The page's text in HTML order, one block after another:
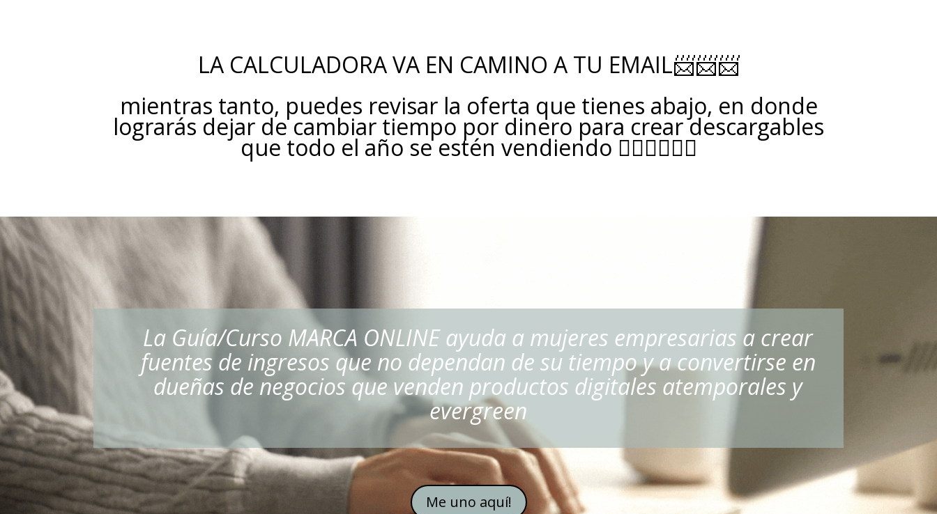
LA CALCULADORA VA EN CAMINO A TU EMAIL📨📨📨
mientras tanto, puedes revisar la oferta que tienes abajo, en donde
lograrás dejar de cambiar tiempo por dinero para crear descargables
que todo el año se estén vendiendo 👇🏽👇🏽👇🏽
La Guía/Curso MARCA ONLINE ayuda a mujeres empresarias a crear
fuentes de ingresos que no dependan de su tiempo y a convertirse en
dueñas de negocios que venden productos digitales atemporales y
evergreen
Me uno aquí!